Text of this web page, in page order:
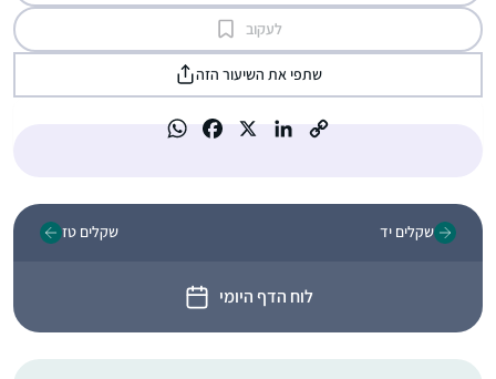
לעקוב
שתפי את השיעור הזה
שקלים יד
לוח הדף היומי
שקלים טז